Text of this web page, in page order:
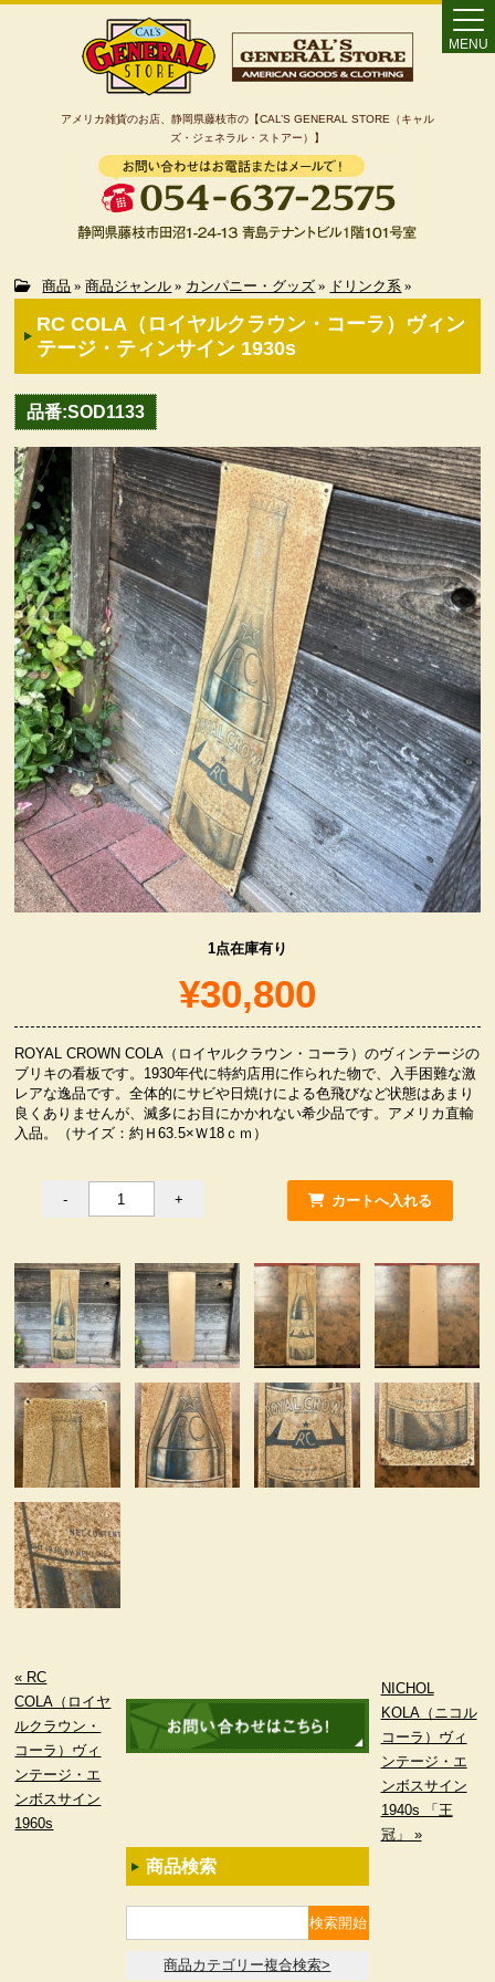
アメリカ雑貨のお店、静岡県藤枝市の【CAL’S GENERAL STORE（キャル
ズ・ジェネラル・ストアー）】
MENU
Home
カート
特定商取引法に基づく表記
カテゴリー検索
ヴィンテージ・グッズ
LIFE誌 企業広告切り抜き
ファイヤーキング他
コカコーラ・グッズ
カンパニー・グッズ
キャラクター・グッズ
喫煙具
服飾小物雑貨
商品 » 商品ジャンル » カンパニー・グッズ » ドリンク系 »
RC COLA（ロイヤルクラウン・コーラ）ヴィン
テージ・ティンサイン 1930s
品番:SOD1133
1点在庫有り
¥30,800
ROYAL CROWN COLA（ロイヤルクラウン・コーラ）のヴィンテージの
ブリキの看板です。1930年代に特約店用に作られた物で、入手困難な激
レアな逸品です。全体的にサビや日焼けによる色飛びなど状態はあまり
良くありませんが、滅多にお目にかかれない希少品です。アメリカ直輸
入品。（サイズ：約Ｈ63.5×Ｗ18ｃｍ）
« RC
COLA（ロイヤ
ルクラウン・
コーラ）ヴィ
ンテージ・エ
ンボスサイン
1960s
NICHOL
KOLA（ニコル
コーラ）ヴィ
ンテージ・エ
ンボスサイン
1940s 「王
冠」 »
商品検索
商品カテゴリー複合検索>